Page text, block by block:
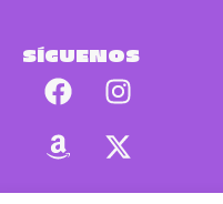
SÍGUENOS